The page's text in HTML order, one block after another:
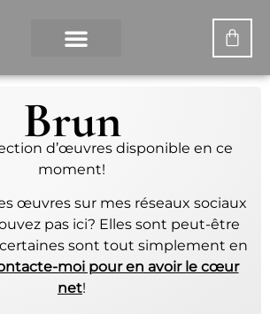
Brun
d’œuvres disponible en ce
moment!
œuvres sur mes réseaux sociaux
pas ici? Elles sont peut-être
sont tout simplement en
moi pour en avoir le cœur
net!